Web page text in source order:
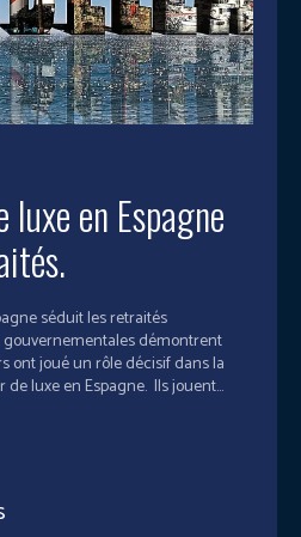
luxe en Espagne
séduit les retraités
gouvernementales démontrent
ont joué un rôle décisif dans la
luxe en Espagne. Ils jouent...